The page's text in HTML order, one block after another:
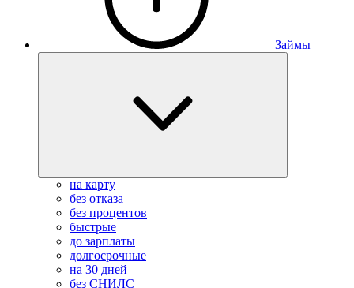
Займы
на карту
без отказа
без процентов
быстрые
до зарплаты
долгосрочные
на 30 дней
без СНИЛС